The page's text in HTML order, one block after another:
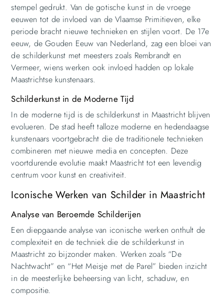
stempel gedrukt. Van de gotische kunst in de vroege
eeuwen tot de invloed van de Vlaamse Primitieven, elke
periode bracht nieuwe technieken en stijlen voort. De 17e
eeuw, de Gouden Eeuw van Nederland, zag een bloei van
de schilderkunst met meesters zoals Rembrandt en
Vermeer, wiens werken ook invloed hadden op lokale
Maastrichtse kunstenaars.
Schilderkunst in de Moderne Tijd
In de moderne tijd is de schilderkunst in Maastricht blijven
evolueren. De stad heeft talloze moderne en hedendaagse
kunstenaars voortgebracht die de traditionele technieken
combineren met nieuwe media en concepten. Deze
voortdurende evolutie maakt Maastricht tot een levendig
centrum voor kunst en creativiteit.
Iconische Werken van Schilder in Maastricht
Analyse van Beroemde Schilderijen
Een diepgaande analyse van iconische werken onthult de
complexiteit en de techniek die de schilderkunst in
Maastricht zo bijzonder maken. Werken zoals “De
Nachtwacht” en “Het Meisje met de Parel” bieden inzicht
in de meesterlijke beheersing van licht, schaduw, en
compositie.